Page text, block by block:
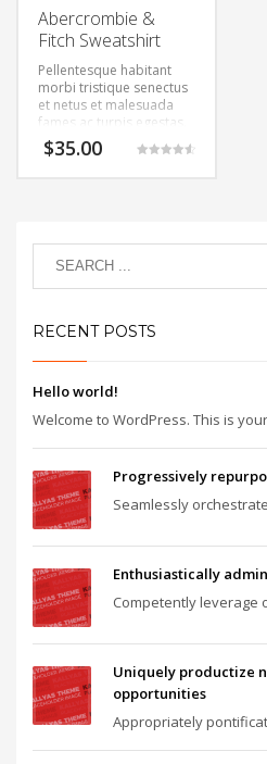
Abercrombie &
Fitch Sweatshirt
Pellentesque habitant
morbi tristique senectus
et netus et malesuada
fames ac turpis egestas.
Vestibulum tortor quam,
feugiat vitae, ultricies
mi vitae est. Mauris
placerat eleifend leo.
$35.00
RECENT POSTS
Hello world!
Welcome to WordPress. This is
Progressively
Seamlessly
Enthusiastically
Competently leverage
Uniquely productize
opportunities
Appropriately